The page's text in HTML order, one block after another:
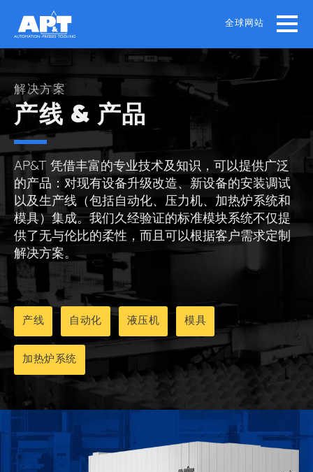
main
content
全球网站
解决方案
产线 & 产品
AP&T 凭借丰富的专业技术及知识，可以提供广泛
的产品：对现有设备升级改造、新设备的安装调试
以及生产线（包括自动化、压力机、加热炉系统和
模具）集成。我们久经验证的标准模块系统不仅提
供了无与伦比的柔性，而且可以根据客户需求定制
解决方案。
产线 自动化 液压机 模具
加热炉系统